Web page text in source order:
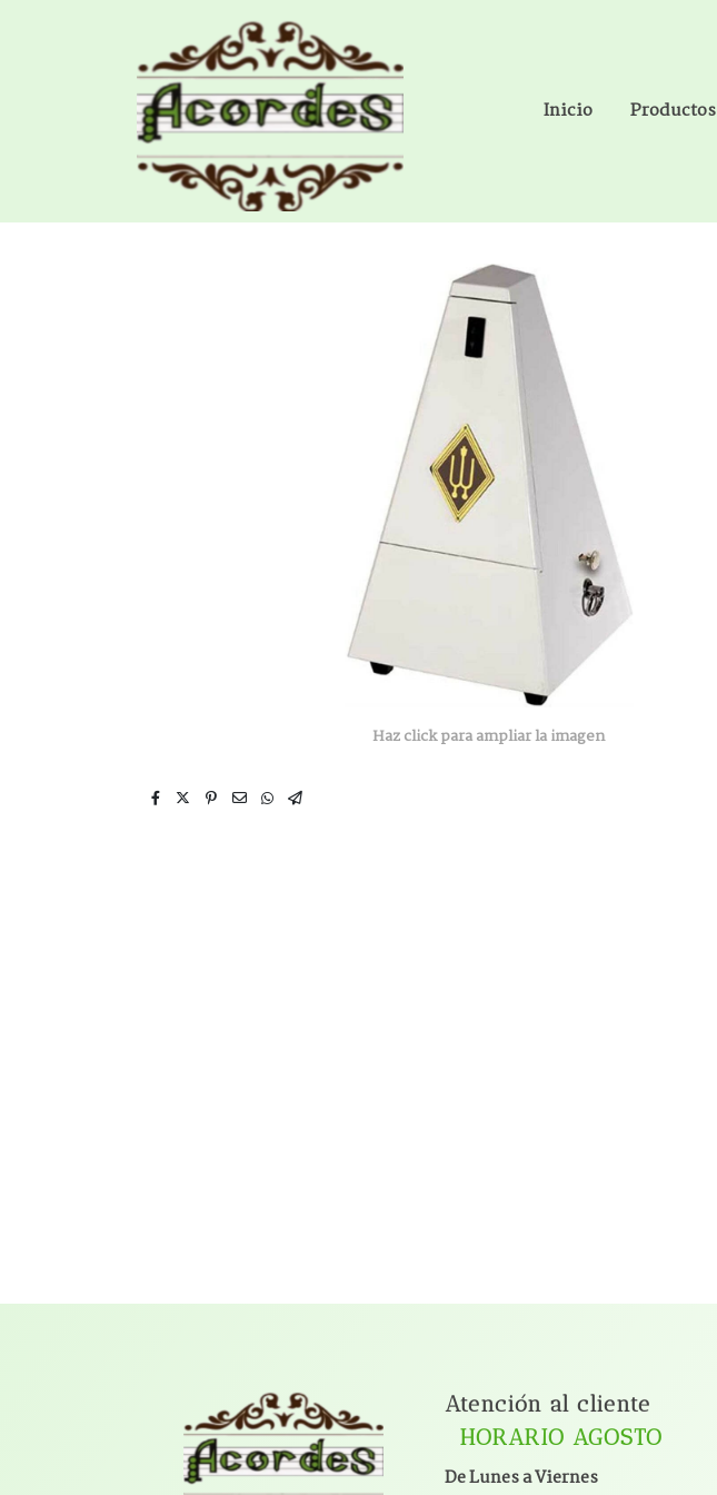
Inicio Productos
Productos Metronomo Wittner 817-WH Madera Blanca Brillante
Haz click para ampliar la imagen
Atención al cliente
HORARIO AGOSTO
De Lunes a Viernes